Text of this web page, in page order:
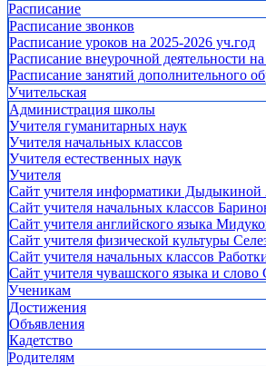
Расписание
Расписание звонков
Расписание уроков на 2025-2026 уч.год
Расписание внеурочной деятельности
Расписание занятий
Учительская
Администрация школы
Учителя гуманитарных наук
Учителя начальных классов
Учителя естественных наук
Учителя
Cайт учителя информатики
Сайт учителя начальных классов
Сайт учителя английского языка
Сайт учителя физической культуры
Сайт учителя начальных классов
Сайт учителя чувашского языка и
Ученикам
Достижения
Объявления
Кадетство
Родителям